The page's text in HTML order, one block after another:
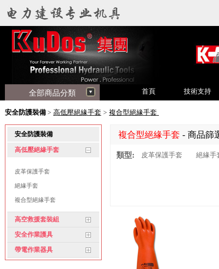
全部商品分類 首頁 技術支持
安全防護裝備 > 高低壓絕緣手套 > 複合型絕緣手套
安全防護裝備
高低壓絕緣手套
皮革保護手套
絕緣手套
複合型絕緣手套
高空救援套裝組
安全作業護具
帶電作業器具
複合型絕緣手套 - 商品篩
類型: 皮革保護手套 絕緣手